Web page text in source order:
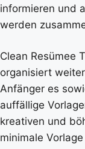
informieren und
werden
Clean Resümee
organisiert
Anfänger es
auffällige
kreativen und
minimale